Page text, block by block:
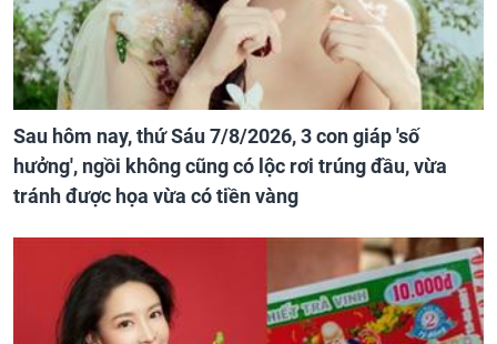
Sau hôm nay, thứ Sáu 7/8/2026, 3 con giáp 'số
hưởng', ngồi không cũng có lộc rơi trúng đầu, vừa
tránh được họa vừa có tiền vàng